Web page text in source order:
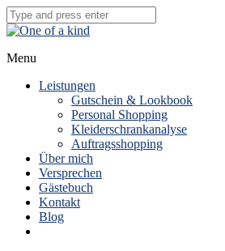
Menu
Leistungen
Gutschein & Lookbook
Personal Shopping
Kleiderschrankanalyse
Auftragsshopping
Über mich
Versprechen
Gästebuch
Kontakt
Blog